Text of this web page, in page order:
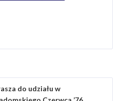
do udziału w